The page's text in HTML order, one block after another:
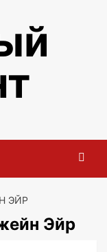
ЭЙР
Эйр